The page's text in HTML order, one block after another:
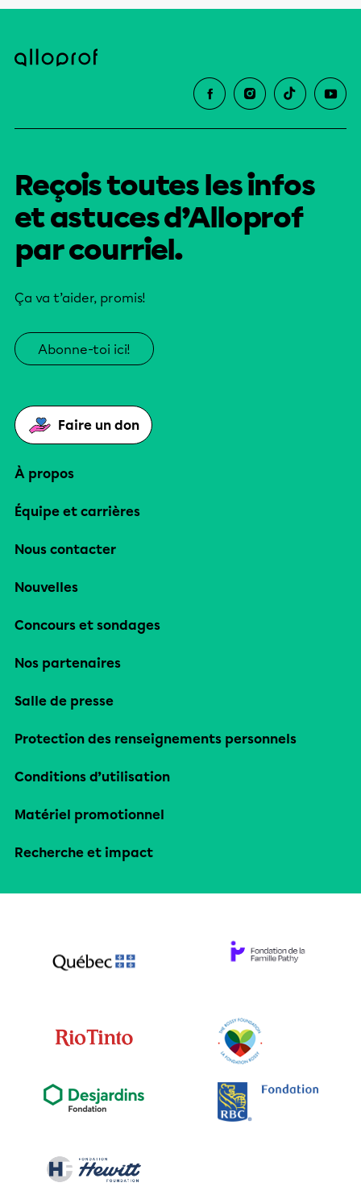
Reçois toutes les infos
et astuces d’Alloprof
par courriel.
Ça va t’aider, promis!
Abonne-toi ici!
Faire un don
À propos
Équipe et carrières
Nous contacter
Nouvelles
Concours et sondages
Nos partenaires
Salle de presse
Protection des renseignements personnels
Conditions d’utilisation
Matériel promotionnel
Recherche et impact